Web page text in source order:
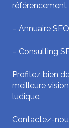
référencement
– Annuaire SEO
– Consulting
Profitez bien
meilleure
ludique.
Contactez-